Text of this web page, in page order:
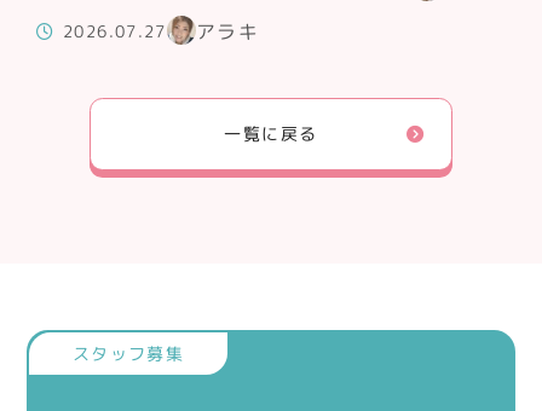
2026.07.27 アラキ
一覧に戻る